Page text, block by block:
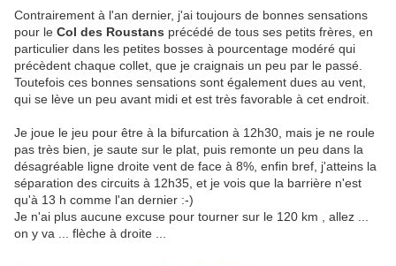
Contrairement à l'an dernier, j'ai toujours de bonnes sensations
pour le Col des Roustans précédé de tous ses petits frères, en
particulier dans les petites bosses à pourcentage modéré qui
précèdent chaque collet, que je craignais un peu par le passé.
Toutefois ces bonnes sensations sont également dues au vent,
qui se lève un peu avant midi et est très favorable à cet endroit.
Je joue le jeu pour être à la bifurcation à 12h30, mais je ne roule
pas très bien, je saute sur le plat, puis remonte un peu dans la
désagréable ligne droite vent de face à 8%, enfin bref, j'atteins la
séparation des circuits à 12h35, et je vois que la barrière n'est
qu'à 13 h comme l'an dernier :-)
Je n'ai plus aucune excuse pour tourner sur le 120 km , allez ...
on y va ... flèche à droite ...